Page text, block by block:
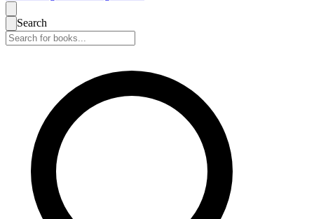
Search